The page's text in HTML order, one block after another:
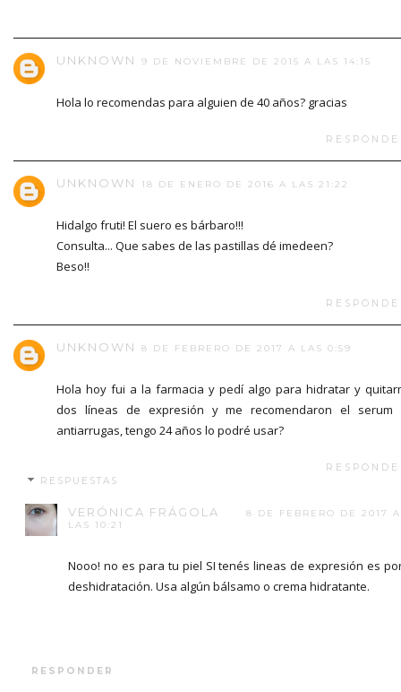
UNKNOWN 9 DE NOVIEMBRE DE 2015 A LAS 14:15
Hola lo recomendas para alguien de 40 años? gracias
UNKNOWN 18 DE ENERO DE 2016 A LAS 21:22
Hidalgo fruti! El suero es bárbaro!!!
Consulta... Que sabes de las pastillas dé imedeen?
Beso!!
UNKNOWN 8 DE FEBRERO DE 2017 A LAS 0:59
Hola hoy fui a la farmacia y pedí algo para hidratar y
dos líneas de expresión y me recomendaron el serum
antiarrugas, tengo 24 años lo podré usar?
RESPUESTAS
VERÓNICA FRÁGOLA
8 DE FEBRERO DE 2017 A
LAS 10:21
Nooo! no es para tu piel SI tenés lineas de expresión es
deshidratación. Usa algún bálsamo o crema hidratante.
RESPONDER